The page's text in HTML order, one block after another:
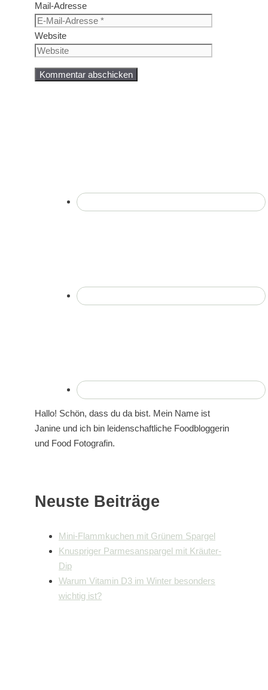
Mail-Adresse
Website
Hallo! Schön, dass du da bist. Mein Name ist
Janine und ich bin leidenschaftliche Foodbloggerin
und Food Fotografin.
Neuste Beiträge
Mini-Flammkuchen mit Grünem Spargel
Knuspriger Parmesanspargel mit Kräuter-
Dip
Warum Vitamin D3 im Winter besonders
wichtig ist?